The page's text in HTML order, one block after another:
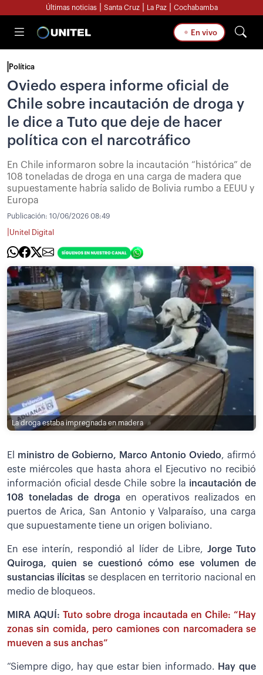
Últimas noticias Santa Cruz La Paz Cochabamba
En vivo
Política
Oviedo espera informe oficial de
Chile sobre incautación de droga y
le dice a Tuto que deje de hacer
política con el narcotráfico
En Chile informaron sobre la incautación “histórica” de
108 toneladas de droga en una carga de madera que
supuestamente habría salido de Bolivia rumbo a EEUU y
Europa
Publicación: 10/06/2026 08:49
Unitel Digital
La droga estaba impregnada en madera
El ministro de Gobierno, Marco Antonio Oviedo, afirmó
este miércoles que hasta ahora el Ejecutivo no recibió
información oficial desde Chile sobre la incautación de
108 toneladas de droga en operativos realizados en
puertos de Arica, San Antonio y Valparaíso, una carga
que supuestamente tiene un origen boliviano.
En ese interín, respondió al líder de Libre, Jorge Tuto
Quiroga, quien se cuestionó cómo ese volumen de
sustancias ilícitas se desplacen en territorio nacional en
medio de bloqueos.
MIRA AQUÍ: Tuto sobre droga incautada en Chile: “Hay
zonas sin comida, pero camiones con narcomadera se
mueven a sus anchas”
“Siempre digo, hay que estar bien informado.
Hay que